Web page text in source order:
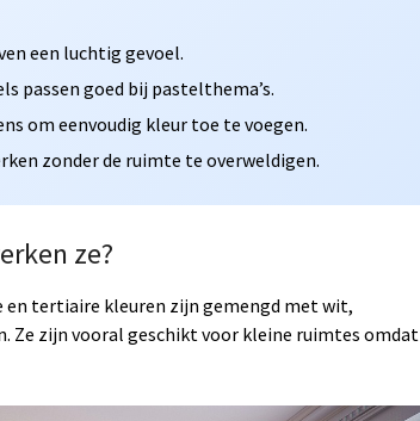
een luchtig gevoel.
passen goed bij pastelthema’s.
om eenvoudig kleur toe te voegen.
zonder de ruimte te overweldigen.
ze?
tertiaire kleuren zijn gemengd met wit,
Ze zijn vooral geschikt voor kleine ruimtes omdat